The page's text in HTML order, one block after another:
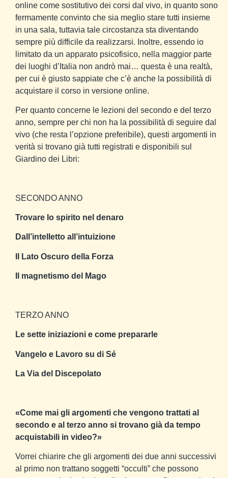
online come sostitutivo dei corsi dal vivo, in quanto sono
fermamente convinto che sia meglio stare tutti insieme
in una sala, tuttavia tale circostanza sta diventando
sempre più difficile da realizzarsi. Inoltre, essendo io
limitato da un apparato psicofisico, nella maggior parte
dei luoghi d’Italia non andrò mai… questa è una realtà,
per cui è giusto sappiate che c’è anche la possibilità di
acquistare il corso in versione online.
Per quanto concerne le lezioni del secondo e del terzo
anno, sempre per chi non ha la possibilità di seguire dal
vivo (che resta l’opzione preferibile), questi argomenti in
verità si trovano già tutti registrati e disponibili sul
Giardino dei Libri:
SECONDO ANNO
Trovare lo spirito nel denaro
Dall’intelletto all’intuizione
Il Lato Oscuro della Forza
Il magnetismo del Mago
TERZO ANNO
Le sette iniziazioni e come prepararle
Vangelo e Lavoro su di Sé
La Via del Discepolato
«Come mai gli argomenti che vengono trattati al
secondo e al terzo anno si trovano già da tempo
acquistabili in video?»
Vorrei chiarire che gli argomenti dei due anni successivi
al primo non trattano soggetti “occulti” che possono